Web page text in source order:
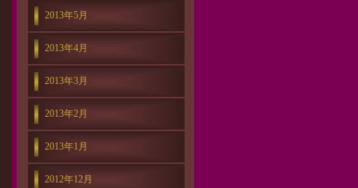
2013年5月
2013年4月
2013年3月
2013年2月
2013年1月
2012年12月